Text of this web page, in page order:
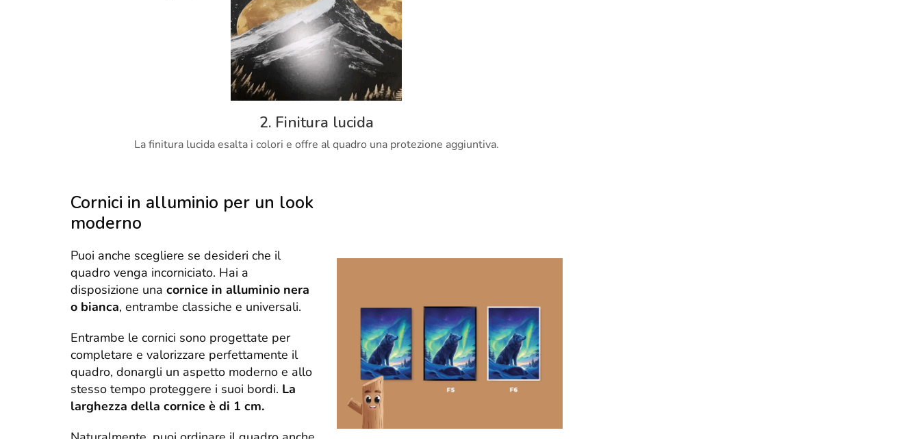
2. Finitura lucida
La finitura lucida esalta i colori e offre al quadro una protezione aggiuntiva.
Cornici in alluminio per un look
moderno
Puoi anche scegliere se desideri che il
quadro venga incorniciato. Hai a
disposizione una cornice in alluminio nera
o bianca, entrambe classiche e universali.
Entrambe le cornici sono progettate per
completare e valorizzare perfettamente il
quadro, donargli un aspetto moderno e allo
stesso tempo proteggere i suoi bordi. La
larghezza della cornice è di 1 cm.